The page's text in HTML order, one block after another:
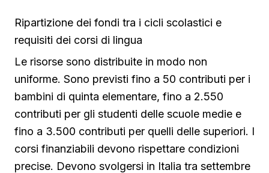
Ripartizione dei fondi tra i cicli scolastici e
requisiti dei corsi di lingua
Le risorse sono distribuite in modo non
uniforme. Sono previsti fino a 50 contributi per i
bambini di quinta elementare, fino a 2.550
contributi per gli studenti delle scuole medie e
fino a 3.500 contributi per quelli delle superiori. I
corsi finanziabili devono rispettare condizioni
precise. Devono svolgersi in Italia tra settembre